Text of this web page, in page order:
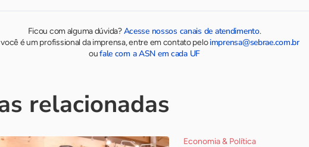
Ficou com alguma dúvida?Acesse nossos canais de atendimento.
você é um profissional da imprensa, entre em contato peloimprensa@sebrae.com.br
oufale com a ASN em cada UF
relacionadas
Economia & Política